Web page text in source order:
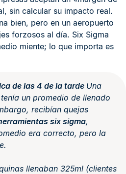
sin calcular su impacto real.
bien, pero en un aeropuerto
forzosos al día. Six Sigma
miente; lo que importa es
de las 4 de la tarde Una
un promedio de llenado
recibían quejas
six sigma,
era correcto, pero la
llenaban 325ml (clientes